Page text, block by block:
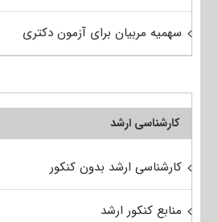
سهمیه مربیان برای آزمون دکتری
کارشناسی ارشد
کارشناسی ارشد بدون کنکور
منابع کنکور ارشد